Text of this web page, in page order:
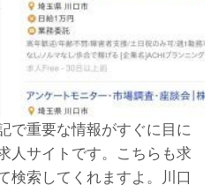
で重要な情報がすぐに目に
人サイトです。こちらも求
検索してくれますよ。川口